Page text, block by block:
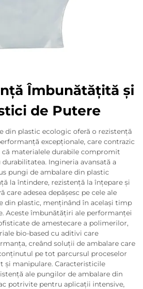
Îmbunătățită și
de Putere
din plastic ecologic oferă o rezistență
excepționale, care contrazic
că materialele durabile compromit
Ingineria avansată a
pungi de ambalare din plastic
la întindere, rezistență la înțepare și
care adesea depășesc pe cele ale
din plastic, menținând în același timp
Aceste îmbunătățiri ale performanței
de amestecare a polimerilor,
bio-based cu aditivi care
creând soluții de ambalare care
pe tot parcursul proceselor
și manipulare. Caracteristicile
ale pungilor de ambalare din
potrivite pentru aplicații intensive,